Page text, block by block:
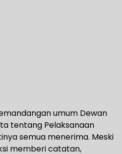
umum Dewan
tentang Pelaksanaan
semua menerima. Meski
memberi catatan,